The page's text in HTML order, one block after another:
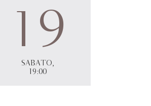
19
SABATO,
19:00